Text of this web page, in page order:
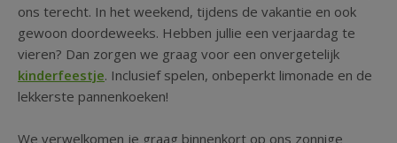
ons terecht. In het weekend, tijdens de vakantie en ook
gewoon doordeweeks. Hebben jullie een verjaardag te
vieren? Dan zorgen we graag voor een onvergetelijk
kinderfeestje. Inclusief spelen, onbeperkt limonade en de
lekkerste pannenkoeken!
We verwelkomen je graag binnenkort op ons zonnige